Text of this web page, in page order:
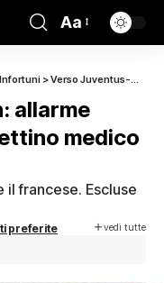
Aa
Infortuni >Verso Juventus-Milan: allarme Yildiz e Thuram. Il bollettino medico da Torino
allarme
medico
francese. Escluse
preferite vedi tutte